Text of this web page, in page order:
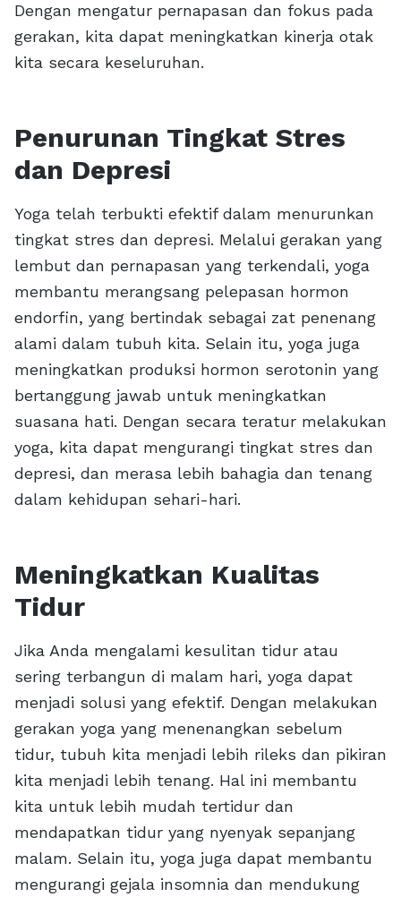
Dengan mengatur pernapasan dan fokus pada
gerakan, kita dapat meningkatkan kinerja otak
kita secara keseluruhan.
Penurunan Tingkat Stres
dan Depresi
Yoga telah terbukti efektif dalam menurunkan
tingkat stres dan depresi. Melalui gerakan yang
lembut dan pernapasan yang terkendali, yoga
membantu merangsang pelepasan hormon
endorfin, yang bertindak sebagai zat penenang
alami dalam tubuh kita. Selain itu, yoga juga
meningkatkan produksi hormon serotonin yang
bertanggung jawab untuk meningkatkan
suasana hati. Dengan secara teratur melakukan
yoga, kita dapat mengurangi tingkat stres dan
depresi, dan merasa lebih bahagia dan tenang
dalam kehidupan sehari-hari.
Meningkatkan Kualitas
Tidur
Jika Anda mengalami kesulitan tidur atau
sering terbangun di malam hari, yoga dapat
menjadi solusi yang efektif. Dengan melakukan
gerakan yoga yang menenangkan sebelum
tidur, tubuh kita menjadi lebih rileks dan pikiran
kita menjadi lebih tenang. Hal ini membantu
kita untuk lebih mudah tertidur dan
mendapatkan tidur yang nyenyak sepanjang
malam. Selain itu, yoga juga dapat membantu
mengurangi gejala insomnia dan mendukung